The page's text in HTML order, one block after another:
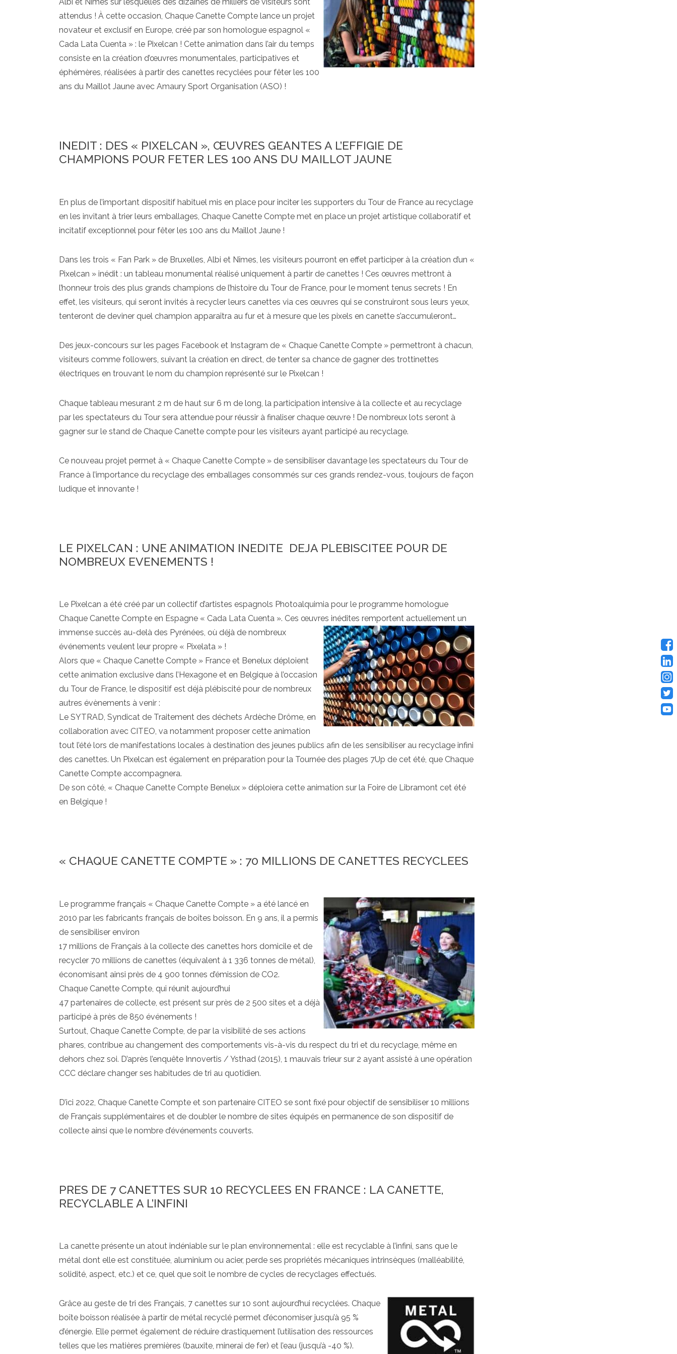
Albi et Nîmes sur lesquelles des dizaines de milliers de visiteurs sont
attendus ! À cette occasion, Chaque Canette Compte lance un projet
novateur et exclusif en Europe, créé par son homologue espagnol «
Cada Lata Cuenta » : le Pixelcan ! Cette animation dans l’air du temps
consiste en la création d’œuvres monumentales, participatives et
éphémères, réalisées à partir des canettes recyclées pour fêter les 100
ans du Maillot Jaune avec Amaury Sport Organisation (ASO) !
INEDIT : DES « PIXELCAN », ŒUVRES GEANTES A L’EFFIGIE DE
CHAMPIONS POUR FETER LES 100 ANS DU MAILLOT JAUNE
En plus de l’important dispositif habituel mis en place pour inciter les supporters du Tour de France au recyclage
en les invitant à trier leurs emballages, Chaque Canette Compte met en place un projet artistique collaboratif et
incitatif exceptionnel pour fêter les 100 ans du Maillot Jaune !
Dans les trois « Fan Park » de Bruxelles, Albi et Nîmes, les visiteurs pourront en effet participer à la création d’un «
Pixelcan » inédit : un tableau monumental réalisé uniquement à partir de canettes ! Ces œuvres mettront à
l’honneur trois des plus grands champions de l’histoire du Tour de France, pour le moment tenus secrets ! En
effet, les visiteurs, qui seront invités à recycler leurs canettes via ces œuvres qui se construiront sous leurs yeux,
tenteront de deviner quel champion apparaîtra au fur et à mesure que les pixels en canette s’accumuleront…
Des jeux-concours sur les pages Facebook et Instagram de « Chaque Canette Compte » permettront à chacun,
visiteurs comme followers, suivant la création en direct, de tenter sa chance de gagner des trottinettes
électriques en trouvant le nom du champion représenté sur le Pixelcan !
Chaque tableau mesurant 2 m de haut sur 6 m de long, la participation intensive à la collecte et au recyclage
par les spectateurs du Tour sera attendue pour réussir à finaliser chaque œuvre ! De nombreux lots seront à
gagner sur le stand de Chaque Canette compte pour les visiteurs ayant participé au recyclage.
Ce nouveau projet permet à « Chaque Canette Compte » de sensibiliser davantage les spectateurs du Tour de
France à l’importance du recyclage des emballages consommés sur ces grands rendez-vous, toujours de façon
ludique et innovante !
LE PIXELCAN : UNE ANIMATION INEDITE DEJA PLEBISCITEE POUR DE
NOMBREUX EVENEMENTS !
Le Pixelcan a été créé par un collectif d’artistes espagnols Photoalquimia pour le programme homologue
Chaque Canette Compte en Espagne « Cada Lata Cuenta ». Ces œuvres inédites remportent actuellement un
immense succès au-delà des Pyrénées, où déjà de nombreux
événements veulent leur propre « Pixelata » !
Alors que « Chaque Canette Compte » France et Benelux déploient
cette animation exclusive dans l’Hexagone et en Belgique à l’occasion
du Tour de France, le dispositif est déjà plébiscité pour de nombreux
autres évènements à venir :
Le SYTRAD, Syndicat de Traitement des déchets Ardèche Drôme, en
collaboration avec CITEO, va notamment proposer cette animation
tout l’été lors de manifestations locales à destination des jeunes publics afin de les sensibiliser au recyclage infini
des canettes. Un Pixelcan est également en préparation pour la Tournée des plages 7Up de cet été, que Chaque
Canette Compte accompagnera.
De son côté, « Chaque Canette Compte Benelux » déploiera cette animation sur la Foire de Libramont cet été
en Belgique !
« CHAQUE CANETTE COMPTE » : 70 MILLIONS DE CANETTES RECYCLEES
Le programme français « Chaque Canette Compte » a été lancé en
2010 par les fabricants français de boîtes boisson. En 9 ans, il a permis
de sensibiliser environ
17 millions de Français à la collecte des canettes hors domicile et de
recycler 70 millions de canettes (équivalent à 1 336 tonnes de métal),
économisant ainsi près de 4 900 tonnes d’émission de CO2.
Chaque Canette Compte, qui réunit aujourd’hui
47 partenaires de collecte, est présent sur près de 2 500 sites et a déjà
participé à près de 850 événements !
Surtout, Chaque Canette Compte, de par la visibilité de ses actions
phares, contribue au changement des comportements vis-à-vis du respect du tri et du recyclage, même en
dehors chez soi. D’après l’enquête Innovertis / Ysthad (2015), 1 mauvais trieur sur 2 ayant assisté à une opération
CCC déclare changer ses habitudes de tri au quotidien.
D’ici 2022, Chaque Canette Compte et son partenaire CITEO se sont fixé pour objectif de sensibiliser 10 millions
de Français supplémentaires et de doubler le nombre de sites équipés en permanence de son dispositif de
collecte ainsi que le nombre d’événements couverts.
PRES DE 7 CANETTES SUR 10 RECYCLEES EN FRANCE : LA CANETTE,
RECYCLABLE A L’INFINI
La canette présente un atout indéniable sur le plan environnemental : elle est recyclable à l’infini, sans que le
métal dont elle est constituée, aluminium ou acier, perde ses propriétés mécaniques intrinsèques (malléabilité,
solidité, aspect, etc.) et ce, quel que soit le nombre de cycles de recyclages effectués.
Grâce au geste de tri des Français, 7 canettes sur 10 sont aujourd’hui recyclées. Chaque
boîte boisson réalisée à partir de métal recyclé permet d’économiser jusqu’à 95 %
d’énergie. Elle permet également de réduire drastiquement l’utilisation des ressources
telles que les matières premières (bauxite, minerai de fer) et l’eau (jusqu’à -40 %).